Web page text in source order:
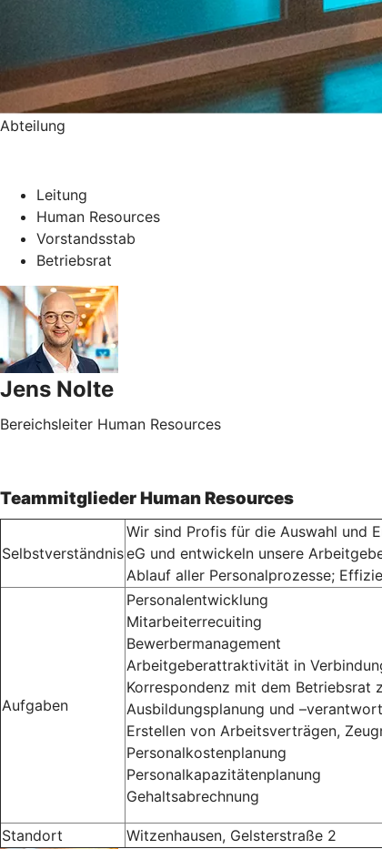
Abteilung
Leitung
Human Resources
Vorstandsstab
Betriebsrat
Jens Nolte
Bereichsleiter Human Resources
Teammitglieder Human Resources
Selbstverständnis
Wir sind Profis für die Auswahl und
eG und entwickeln unsere
Ablauf aller Personalprozesse;
Aufgaben
Personalentwicklung
Mitarbeiterrecuiting
Bewerbermanagement
Arbeitgeberattraktivität in
Korrespondenz mit dem Betriebsrat
Ausbildungsplanung und
Erstellen von Arbeitsverträgen,
Personalkostenplanung
Personalkapazitätenplanung
Gehaltsabrechnung
Standort Witzenhausen, Gelsterstraße 2